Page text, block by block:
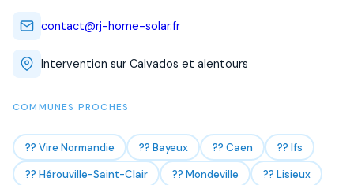
contact@rj-home-solar.fr
Intervention sur Calvados et alentours
COMMUNES PROCHES
?? Vire Normandie ?? Bayeux ?? Caen
?? Ifs
?? Hérouville-Saint-Clair
?? Mondeville ?? Lisieux